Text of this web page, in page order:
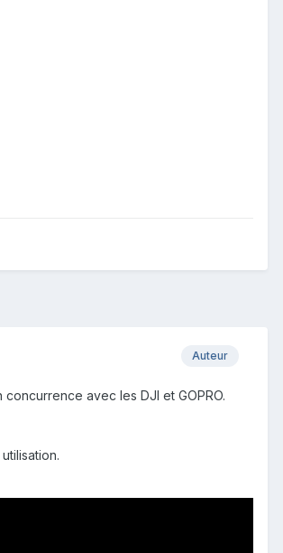
Auteur
avec les DJI et GOPRO.